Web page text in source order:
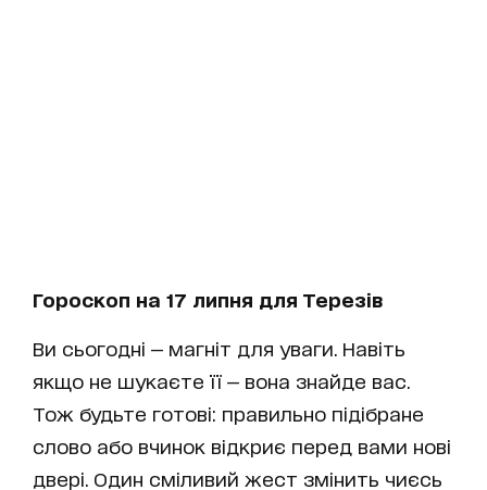
Гороскоп на 17 липня для Терезів
Ви сьогодні — магніт для уваги. Навіть
якщо не шукаєте її — вона знайде вас.
Тож будьте готові: правильно підібране
слово або вчинок відкриє перед вами нові
двері. Один сміливий жест змінить чиєсь